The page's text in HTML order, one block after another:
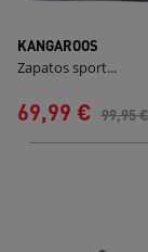
KANGAROOS
Zapatos sport...
69,99 € 99,95 €